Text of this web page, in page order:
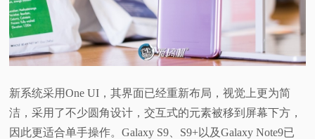
新系统采用One UI，其界面已经重新布局，视觉上更为简
洁，采用了不少圆角设计，交互式的元素被移到屏幕下方，
因此更适合单手操作。Galaxy S9、S9+以及Galaxy Note9已